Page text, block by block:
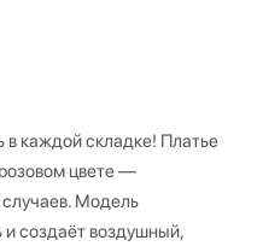
в каждой складке! Платье
цвете —
Модель
и создаёт воздушный,